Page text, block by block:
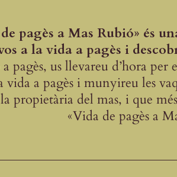
pagès a Mas Rubió» és
a la vida a pagès i
pagès, us llevareu d’hora per
vida a pagès i munyireu les
propietària del mas, i que
«Vida de pagès a